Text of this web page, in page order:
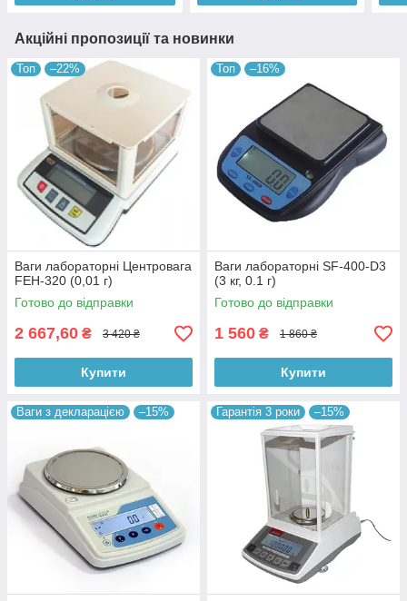
Акційні пропозиції та новинки
Топ –22%
Ваги лабораторні Центровага
FEH-320 (0,01 г)
Готово до відправки
2 667,60 ₴ 3 420 ₴
Купити
Топ –16%
Ваги лабораторні SF-400-D3
(3 кг, 0.1 г)
Готово до відправки
1 560 ₴ 1 860 ₴
Купити
Ваги з декларацією –15% Гарантія 3 роки –15%